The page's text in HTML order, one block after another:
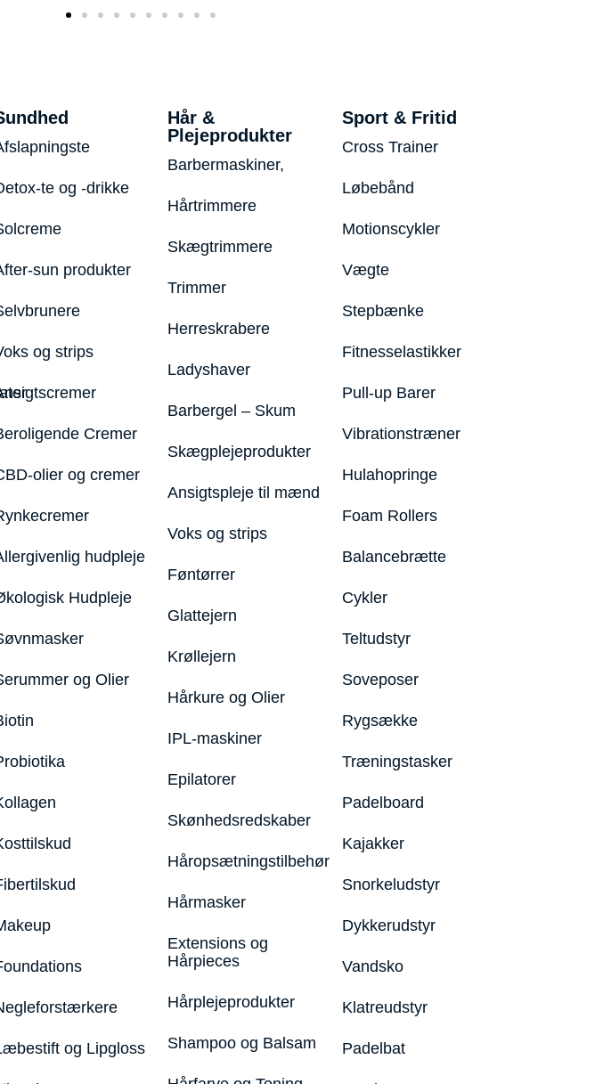
te og -drikke
sun produkter
og strips
Cremer
olier og cremer
hudpleje
Hudpleje
og Olier
og Lipgloss
Hår &
Plejeprodukter
Barbermaskiner,
Hårtrimmere
Skægtrimmere
Trimmer
Herreskrabere
Ladyshaver
Barbergel – Skum
Skægplejeprodukter
Ansigtspleje til mænd
Voks og strips
Føntørrer
Glattejern
Krøllejern
Hårkure og Olier
IPL-maskiner
Epilatorer
Skønhedsredskaber
Håropsætningstilbehør
Hårmasker
Extensions og
Hårpieces
Hårplejeprodukter
Shampoo og Balsam
Sport & Fritid
Cross Trainer
Løbebånd
Motionscykler
Vægte
Stepbænke
Fitnesselastikker
Pull-up Barer
Vibrationstræner
Hulahopringe
Foam Rollers
Balancebrætte
Cykler
Teltudstyr
Soveposer
Rygsække
Træningstasker
Padelboard
Kajakker
Snorkeludstyr
Dykkerudstyr
Vandsko
Klatreudstyr
Padelbat